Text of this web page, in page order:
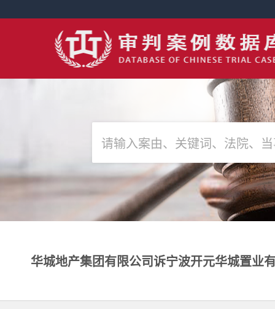
华城地产集团有限公司诉宁波开元华城置业